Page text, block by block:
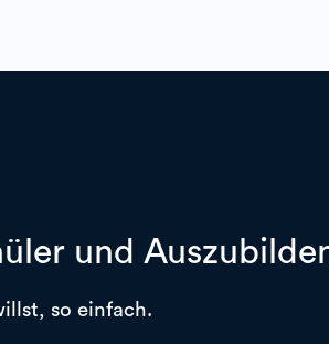
und
so einfach.